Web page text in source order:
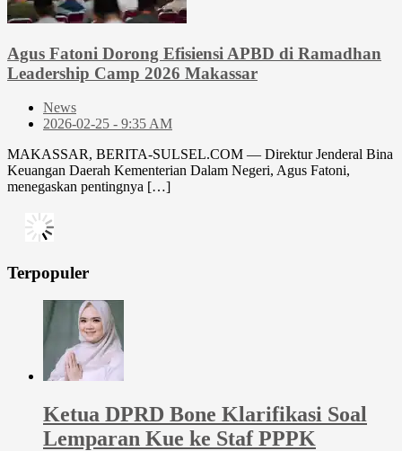
Agus Fatoni Dorong Efisiensi APBD di Ramadhan
Leadership Camp 2026 Makassar
News
2026-02-25 - 9:35 AM
MAKASSAR, BERITA-SULSEL.COM — Direktur Jenderal Bina
Keuangan Daerah Kementerian Dalam Negeri, Agus Fatoni,
menegaskan pentingnya […]
Terpopuler
Ketua DPRD Bone Klarifikasi Soal
Lemparan Kue ke Staf PPPK